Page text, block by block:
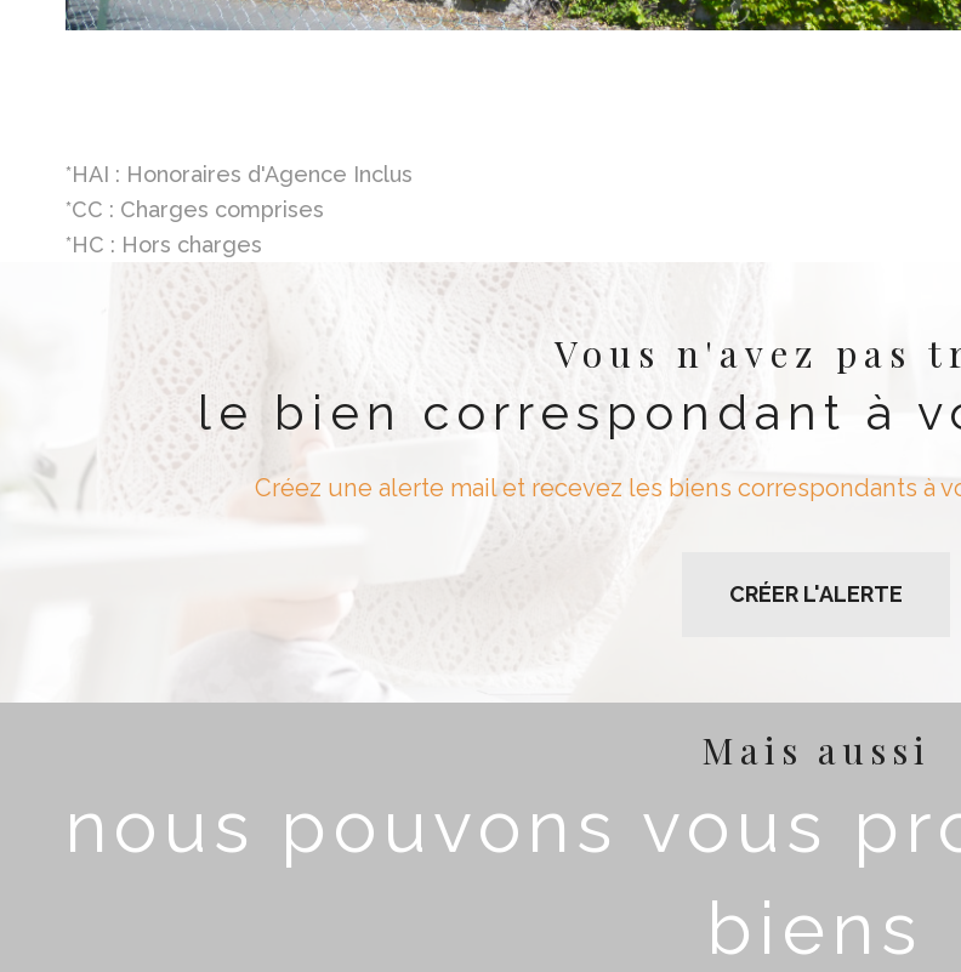
*HAI : Honoraires d'Agence Inclus
*CC : Charges comprises
*HC : Hors charges
Vous n'avez pas
le bien correspondant à
Créez une alerte mail et recevez les biens correspondants à
CRÉER L'ALERTE
Mais aussi
nous pouvons vous
biens